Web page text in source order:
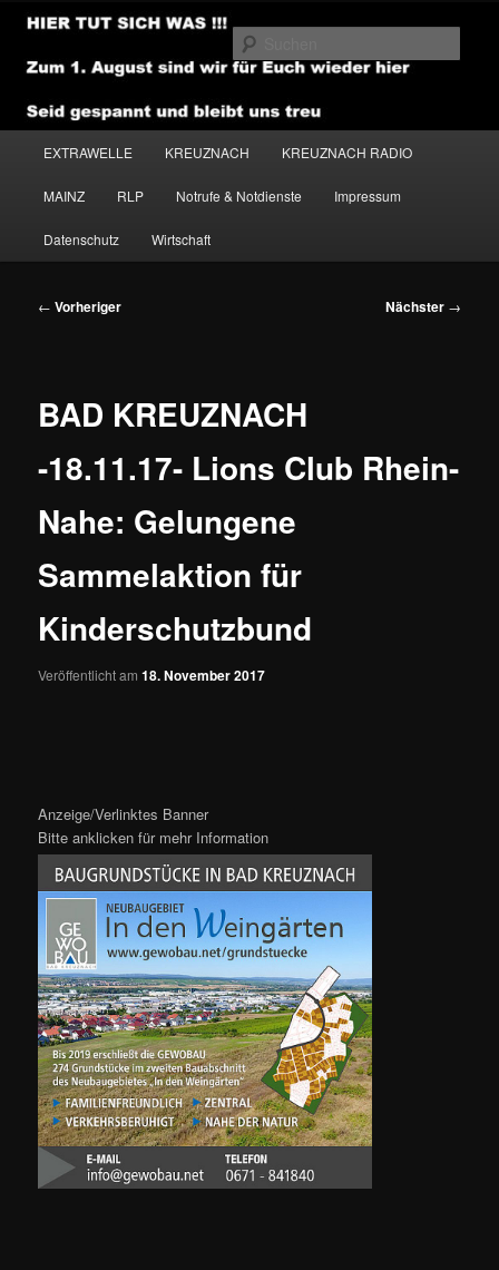
Zum
primären
Inhalt
NEWSHOUSE.MEDIA
EXTRAWELLE KREUZNACH KREUZNACH RADIO
MAINZ RLP Notrufe & Notdienste Impressum
Datenschutz Wirtschaft
Beitragsnavigation
← Vorheriger Nächster →
BAD KREUZNACH
-18.11.17- Lions Club Rhein-
Nahe: Gelungene
Sammelaktion für
Kinderschutzbund
Veröffentlicht am18. November 2017
Anzeige/Verlinktes Banner
Bitte anklicken für mehr Information